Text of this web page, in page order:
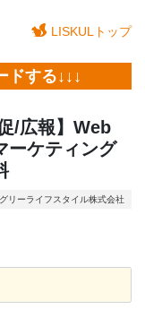
LISKULトップ
ドする↓↓↓
/広報】Web
ーケティング
リーライフスタイル株式会社